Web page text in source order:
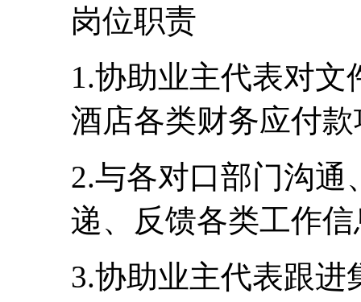
岗位职责
1.协助业主代表对
酒店各类财务应付
2.与各对口部门沟
递、反馈各类工作
3.协助业主代表跟